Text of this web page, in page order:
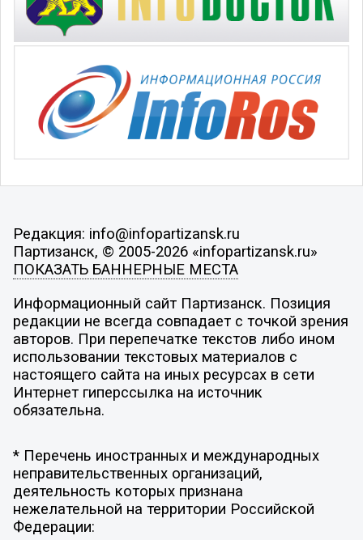
Редакция: info@infopartizansk.ru
Партизанск, © 2005-2026 «infopartizansk.ru»
ПОКАЗАТЬ БАННЕРНЫЕ МЕСТА
Информационный сайт Партизанск. Позиция
редакции не всегда совпадает с точкой зрения
авторов. При перепечатке текстов либо ином
использовании текстовых материалов с
настоящего сайта на иных ресурсах в сети
Интернет гиперссылка на источник
обязательна.
* Перечень иностранных и международных
неправительственных организаций,
деятельность которых признана
нежелательной на территории Российской
Федерации: